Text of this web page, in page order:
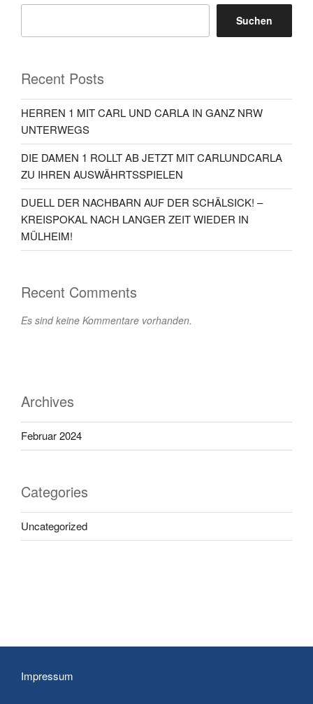
Suchen
Recent Posts
HERREN 1 MIT CARL UND CARLA IN GANZ NRW
UNTERWEGS
DIE DAMEN 1 ROLLT AB JETZT MIT CARLUNDCARLA
ZU IHREN AUSWÄHRTSSPIELEN
DUELL DER NACHBARN AUF DER SCHÄLSICK! –
KREISPOKAL NACH LANGER ZEIT WIEDER IN
MÜLHEIM!
Recent Comments
Es sind keine Kommentare vorhanden.
Archives
Februar 2024
Categories
Uncategorized
Impressum